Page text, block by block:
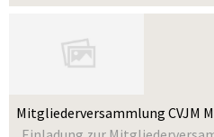
Mitgliederversammlung CVJM